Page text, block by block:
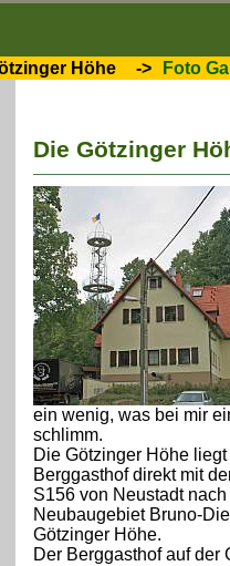
Höhe -> Foto
Die Götzinger
ein wenig, was bei mir
schlimm.
Die Götzinger Höhe
Berggasthof direkt mit
S156 von Neustadt
Neubaugebiet Bruno-
Götzinger Höhe.
Der Berggasthof auf der